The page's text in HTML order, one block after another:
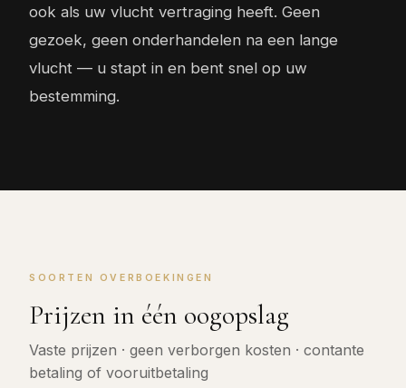
ook als uw vlucht vertraging heeft. Geen
gezoek, geen onderhandelen na een lange
vlucht — u stapt in en bent snel op uw
bestemming.
SOORTEN OVERBOEKINGEN
Prijzen in één oogopslag
Vaste prijzen · geen verborgen kosten · contante
betaling of vooruitbetaling